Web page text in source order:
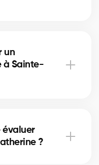
inégalée du
meilleurs prix et
soutien personnalisé
un
à Sainte-
dans votre région. Il
en ligne et
évaluer
?